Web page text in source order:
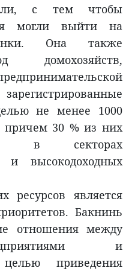
с тем чтобы
могли выйти на
Она также
домохозяйств,
не менее 1000
причем 30 % из них
в секторах
и высокодоходных
ресурсов является
Бакнинь
отношения между
и
приведения